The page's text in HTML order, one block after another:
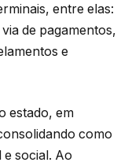
entre elas:
de pagamentos,
e
estado, em
como
social. Ao